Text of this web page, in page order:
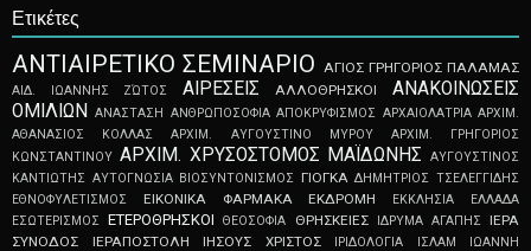
Ετικέτες
ΑNTIAIPETIKO ΣEMINAPIO
ΑΓΙΟΣ ΓΡΗΓΟΡΙΟΣ ΠΑΛΑΜΑΣ
ΑΙΔ. ΙΩΑΝΝΗΣ ΖΏΤΟΣ ΑΙΡΕΣΕΙΣ ΑΛΛΟΘΡΗΣΚΟΙ
ΑΝΑΚΟΙΝΩΣΕΙΣ
ΟΜΙΛΙΩΝ
ΑΝΑΣΤΑΣΗ ΑΝΘΡΩΠΟΣΟΦΙΑ ΑΠOKPYΦIΣMOΣ ΑΡΧΑΙΟΛΑΤΡΙΑ ΑΡΧΙΜ.
ΑΘΑΝΑΣΙΟΣ ΚΟΛΛΑΣ
ΑΡΧΙΜ. ΑΥΓΟΥΣΤΙΝΟ ΜΥΡΟΥ
ΑΡΧΙΜ. ΓΡΗΓΟΡΙΟΣ
ΚΩΝΣΤΑΝΤΙΝΟΥ ΑΡΧΙΜ. ΧΡΥΣΟΣΤΟΜΟΣ ΜΑΪΔΩΝΗΣ
ΑΥΓΟΥΣΤΙΝΟΣ
ΚΑΝΤΙΩΤΗΣ ΑΥΤΟΓΝΩΣΙΑ ΒΙΟΣΥΝΤΟΝΙΣΜΟΣ ΓΙΟΓΚΑ ΔΗΜΗΤΡΙΟΣ ΤΣΕΛΕΓΓΙΔΗΣ
ΕΘΝΟΦΥΛΕΤΙΣΜΟΣ
ΕΙΚΟΝΙΚΑ ΦΑΡΜΑΚΑ ΕΚΔΡΟΜΗ ΕΚΚΛΗΣΙΑ
ΕΛΛΑΔΑ
ΕΣΩΤΕΡΙΣΜΟΣ ΕΤΕΡΟΘΡΗΣΚΟΙ ΘΕΟΣΟΦΙΑ ΘΡΗΣΚΕΙΕΣ ΙΔΡΥΜΑ ΑΓΑΠΗΣ ΙΕΡΑ
ΣΥΝΟΔΟΣ
ΙΕΡΑΠΟΣΤΟΛΗ ΙΗΣΟΥΣ ΧΡΙΣΤΟΣ ΙΡΙΔΟΛΟΓΙΑ ΙΣΛΑΜ
ΙΩΑΝΝΗ